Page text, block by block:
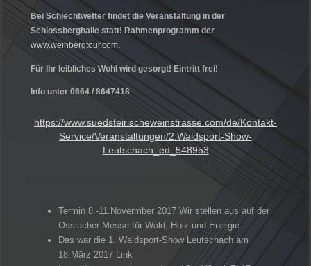
Bei Schlechtwetter findet die Veranstaltung in der
Schlossberghalle statt! Rahmenprogramm der
www.weinbergtour.com.
Für Ihr leibliches Wohl wird gesorgt! Eintritt frei!
Info unter 0664 / 8647418
https://www.suedsteirischeweinstrasse.com/de/Kontakt-
Service/Veranstaltungen/2.Waldsport-Show-
Leutschach_ed_548953
Termin 8.-11.Novermber 2017 Wir stellen aus auf der
Ossiacher Messe für Wald, Holz und Energie
Das war die 1. Waldsport-Show Leutschach am
18.März 2017 Link